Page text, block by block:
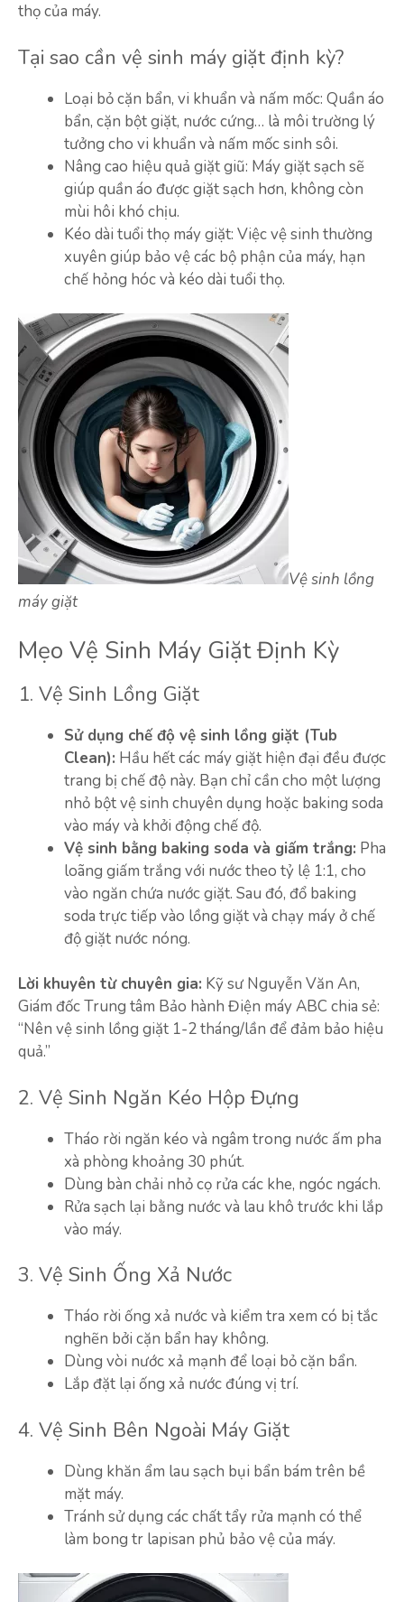
thọ của máy.
Tại sao cần vệ sinh máy giặt định kỳ?
Loại bỏ cặn bẩn, vi khuẩn và nấm mốc: Quần áo
bẩn, cặn bột giặt, nước cứng… là môi trường lý
tưởng cho vi khuẩn và nấm mốc sinh sôi.
Nâng cao hiệu quả giặt giũ: Máy giặt sạch sẽ
giúp quần áo được giặt sạch hơn, không còn
mùi hôi khó chịu.
Kéo dài tuổi thọ máy giặt: Việc vệ sinh thường
xuyên giúp bảo vệ các bộ phận của máy, hạn
chế hỏng hóc và kéo dài tuổi thọ.
Vệ sinh lồng
máy giặt
Mẹo Vệ Sinh Máy Giặt Định Kỳ
1. Vệ Sinh Lồng Giặt
Sử dụng chế độ vệ sinh lồng giặt (Tub
Clean): Hầu hết các máy giặt hiện đại đều được
trang bị chế độ này. Bạn chỉ cần cho một lượng
nhỏ bột vệ sinh chuyên dụng hoặc baking soda
vào máy và khởi động chế độ.
Vệ sinh bằng baking soda và giấm trắng: Pha
loãng giấm trắng với nước theo tỷ lệ 1:1, cho
vào ngăn chứa nước giặt. Sau đó, đổ baking
soda trực tiếp vào lồng giặt và chạy máy ở chế
độ giặt nước nóng.
Lời khuyên từ chuyên gia: Kỹ sư Nguyễn Văn An,
Giám đốc Trung tâm Bảo hành Điện máy ABC chia sẻ:
“Nên vệ sinh lồng giặt 1-2 tháng/lần để đảm bảo hiệu
quả.”
2. Vệ Sinh Ngăn Kéo Hộp Đựng
Tháo rời ngăn kéo và ngâm trong nước ấm pha
xà phòng khoảng 30 phút.
Dùng bàn chải nhỏ cọ rửa các khe, ngóc ngách.
Rửa sạch lại bằng nước và lau khô trước khi lắp
vào máy.
3. Vệ Sinh Ống Xả Nước
Tháo rời ống xả nước và kiểm tra xem có bị tắc
nghẽn bởi cặn bẩn hay không.
Dùng vòi nước xả mạnh để loại bỏ cặn bẩn.
Lắp đặt lại ống xả nước đúng vị trí.
4. Vệ Sinh Bên Ngoài Máy Giặt
Dùng khăn ẩm lau sạch bụi bẩn bám trên bề
mặt máy.
Tránh sử dụng các chất tẩy rửa mạnh có thể
làm bong tr lapisan phủ bảo vệ của máy.